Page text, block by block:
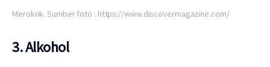
Merokok. Sumber foto : https://www.discovermagazine.com/
3. Alkohol